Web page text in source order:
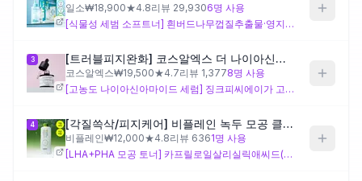
일소₩18,900★4.8리뷰 29,9306명 사용
[식물성 세범 소프트너] 흰버드나무껍질추출물·영지버섯·병풀추출물·마데카소사이드 등 다양한 식물성 성분으로 피지 케어와 진정을 동시에 겨냥한 소프트너 제형이에요. 스쿠알란과 판테놀도 고유 성분에 포함되어 있어 피지 케어 후 수분 장벽을 함께 챙기는 설계입니다. 강한 화학 성분 없이 피지를 관리하고 싶은 복합성·민감성 피부에 적합하지만, 고유 성분 수가 많아 특정 식물 추출물에 알레르기가 있는 분은 전성분을 미리 확인하는 것이 좋아요.
3 [트러블피지완화] 코스알엑스 더 나이아신아마이드 15 세럼 20ml
코스알엑스₩19,500★4.7리뷰 1,3778명 사용
[고농도 나이아신아마이드 세럼] 징크피씨에이가 고유 성분으로 포함되어 피지 분비 조절과 트러블 케어를 함께 겨냥한 세럼 제형입니다. 세럼 단계에서 집중적으로 사용하는 타입으로, 피지·모공·칙칙함이 동시에 고민인 복합성·지성 피부에 적합해요. 고농도 나이아신아마이드에 피부가 예민하게 반응하는 분은 처음에 소량으로 패치 테스트를 거치는 것이 좋아요.
4 [각질쓱삭/피지케어] 비플레인 녹두 모공 클리어링 라하 토너 265ml
비플레인₩12,000★4.8리뷰 6361명 사용
[LHA+PHA 모공 토너] 카프릴로일살리실릭애씨드(LHA)와 글루코노락톤(PHA)이 고유 성분으로, 강한 자극 없이 각질과 모공을 케어하는 설계입니다. 다수의 펩타이드와 녹두 관련 추출물도 고유 성분에 포함되어 각질 제거와 피부 재생을 함께 겨냥해요. BHA 계열이 자극스러웠던 민감 복합성 피부에 적합하며, 피부장벽이 많이 손상된 상태라면 초기에 반응을 살피며 사용하는 것이 좋아요.